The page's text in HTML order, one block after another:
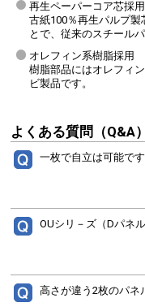
再生ペーパーコア芯採用
古紙100％再生パルプ製
とで、従来のスチール
オレフィン系樹脂採用
樹脂部品にはオレフィ
ビ製品です。
よくある質問（Q&A）
一枚で自立は可能で
OUシリ－ズ（Dパネ
高さが違う2枚のパネ